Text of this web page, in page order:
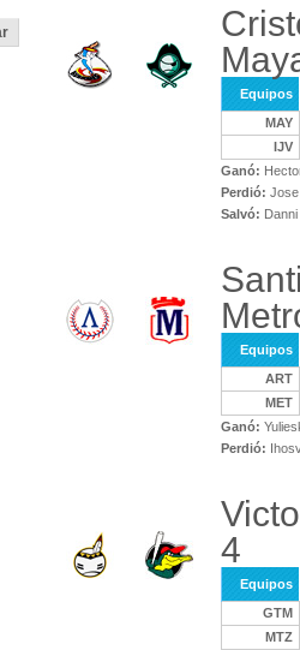
Equipos
MAY
IJV
Ganó:
Perdió:
Salvó:
Equipos
ART
MET
Ganó:
Perdió:
4
Equipos
GTM
MTZ